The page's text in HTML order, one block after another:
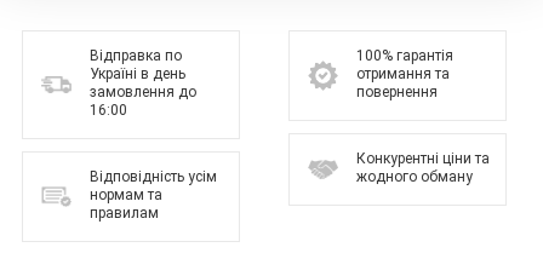
Відправка по
Україні в день
замовлення до
16:00
Відповідність усім
нормам та
правилам
100% гарантія
отримання та
повернення
Конкурентні ціни та
жодного обману